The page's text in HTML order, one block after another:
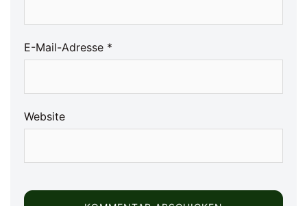
E-Mail-Adresse *
Website